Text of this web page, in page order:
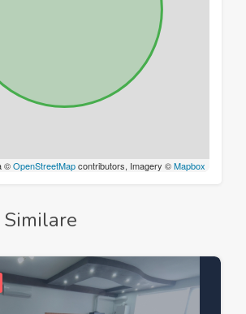
©OpenStreetMapcontributors, Imagery ©Mapbox